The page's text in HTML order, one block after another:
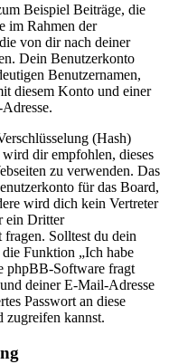
Beispiel Beiträge, die
im Rahmen der
von dir nach deiner
Dein Benutzerkonto
Benutzernamen,
diesem Konto und einer
(Hash)
wird dir empfohlen, dieses
zu verwenden. Das
für das Board,
wird dich kein Vertreter
ein Dritter
fragen. Solltest du dein
die Funktion „Ich habe
phpBB-Software fragt
deiner E-Mail-Adresse
Passwort an diese
zugreifen kannst.